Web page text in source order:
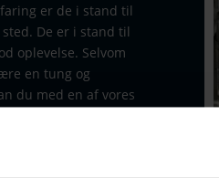
er de i stand til
De er i stand til
oplevelse. Selvom
en tung og
du med en af vores
Vi kan blandt